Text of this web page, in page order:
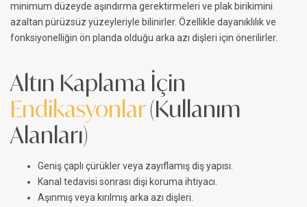
minimum düzeyde aşındırma gerektirmeleri ve plak birikimini
azaltan pürüzsüz yüzeyleriyle bilinirler. Özellikle dayanıklılık ve
fonksiyonelliğin ön planda olduğu arka azı dişleri için önerilirler.
Altın Kaplama İçin
Endikasyonlar(Kullanım
Alanları)
Geniş çaplı çürükler veya zayıflamış diş yapısı.
Kanal tedavisi sonrası dişi koruma ihtiyacı.
Aşınmış veya kırılmış arka azı dişleri.